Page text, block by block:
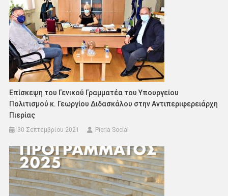
Επίσκεψη του Γενικού Γραμματέα του Υπουργείου
Πολιτισμού κ. Γεωργίου Διδασκάλου στην Αντιπεριφερειάρχη
Πιερίας
30 Σεπτεμβρίου 2021 Pieria Social